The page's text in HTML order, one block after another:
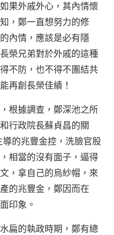
果外戚外心，其內情懷
，鄭一直想努力的修
內情，應該是必有隱
榮兄弟對於外戚的這種
不防，也不得不團結共
再創長榮佳績！
根據調查，鄭深池之所
行政院長蘇貞昌的關
的兆豐金控，洗臉官股
相當的沒有面子，逼得
，拿自己的烏紗帽，來
的兆豐金，鄭因而在
印象。
扁的執政時期，鄭有總